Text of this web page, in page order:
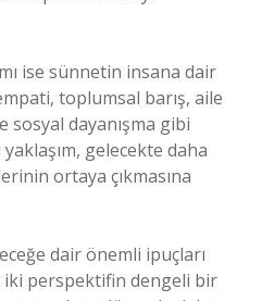
ise sünnetin insana dair
toplumsal barış, aile
sosyal dayanışma gibi
gelecekte daha
ortaya çıkmasına
dair önemli ipuçları
iki perspektifin dengeli bir